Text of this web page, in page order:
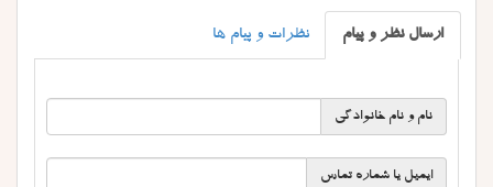
ارسال نظر و پیام نظرات و پیام ها
نام و نام خانوادگی
ایمیل یا شماره تماس